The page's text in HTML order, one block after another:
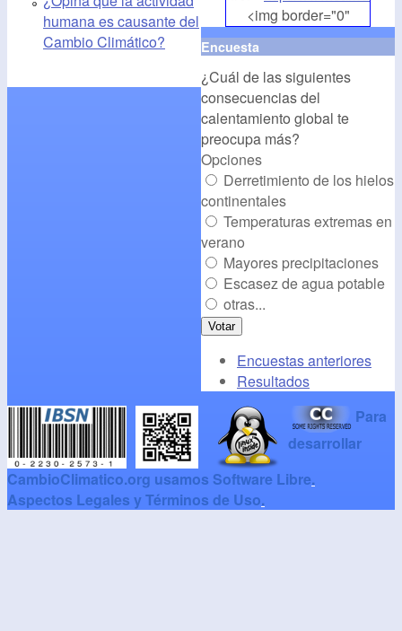
humana es causante del
Cambio Climático?
<img border="0"
align="middle"
src="http://
alt="CambioClimatico.org"
/></a>
Encuesta
¿Cuál de las siguientes
consecuencias del
calentamiento global te
preocupa más?
Opciones
Derretimiento de los hielos
continentales
Temperaturas extremas en
verano
Mayores precipitaciones
Escasez de agua potable
otras...
Encuestas anteriores
Resultados
Para
desarrollar
CambioClimatico.org usamos Software Libre.
Aspectos Legales y Términos de Uso.